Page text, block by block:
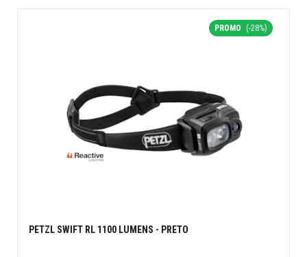
PROMO (-28%)
PETZL SWIFT RL 1100 LUMENS - PRETO